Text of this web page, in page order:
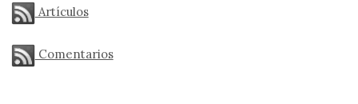
Artículos
Comentarios